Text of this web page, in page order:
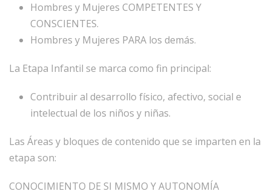
Hombres y Mujeres COMPETENTES Y
CONSCIENTES.
Hombres y Mujeres PARA los demás.
La Etapa Infantil se marca como fin principal:
Contribuir al desarrollo físico, afectivo, social e
intelectual de los niños y niñas.
Las Áreas y bloques de contenido que se imparten en la
etapa son:
CONOCIMIENTO DE SI MISMO Y AUTONOMÍA